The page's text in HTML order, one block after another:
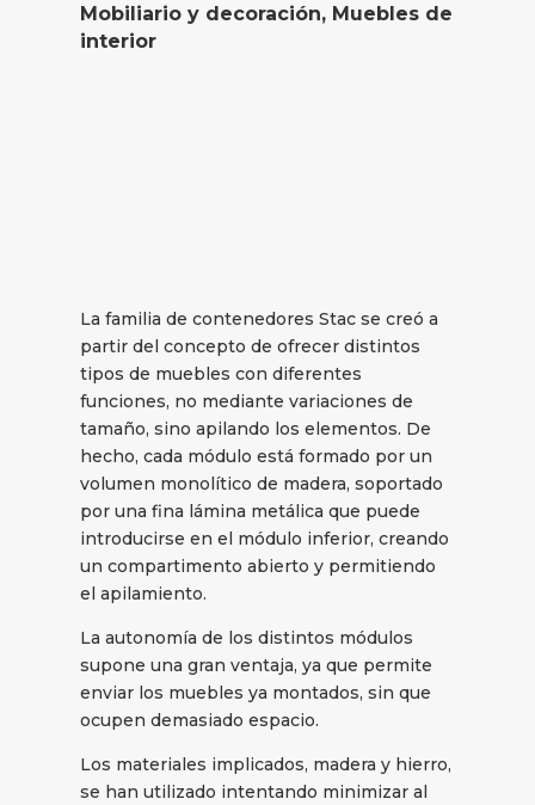
Mobiliario y decoración, Muebles de
interior
La familia de contenedores Stac se creó a
partir del concepto de ofrecer distintos
tipos de muebles con diferentes
funciones, no mediante variaciones de
tamaño, sino apilando los elementos. De
hecho, cada módulo está formado por un
volumen monolítico de madera, soportado
por una fina lámina metálica que puede
introducirse en el módulo inferior, creando
un compartimento abierto y permitiendo
el apilamiento.
La autonomía de los distintos módulos
supone una gran ventaja, ya que permite
enviar los muebles ya montados, sin que
ocupen demasiado espacio.
Los materiales implicados, madera y hierro,
se han utilizado intentando minimizar al